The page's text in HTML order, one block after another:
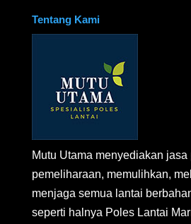
Tentang Kami
Mutu Utama menyediakan jasa
pemeliharaan, memulihkan,
menjaga semua lantai
seperti halnya Poles Lantai